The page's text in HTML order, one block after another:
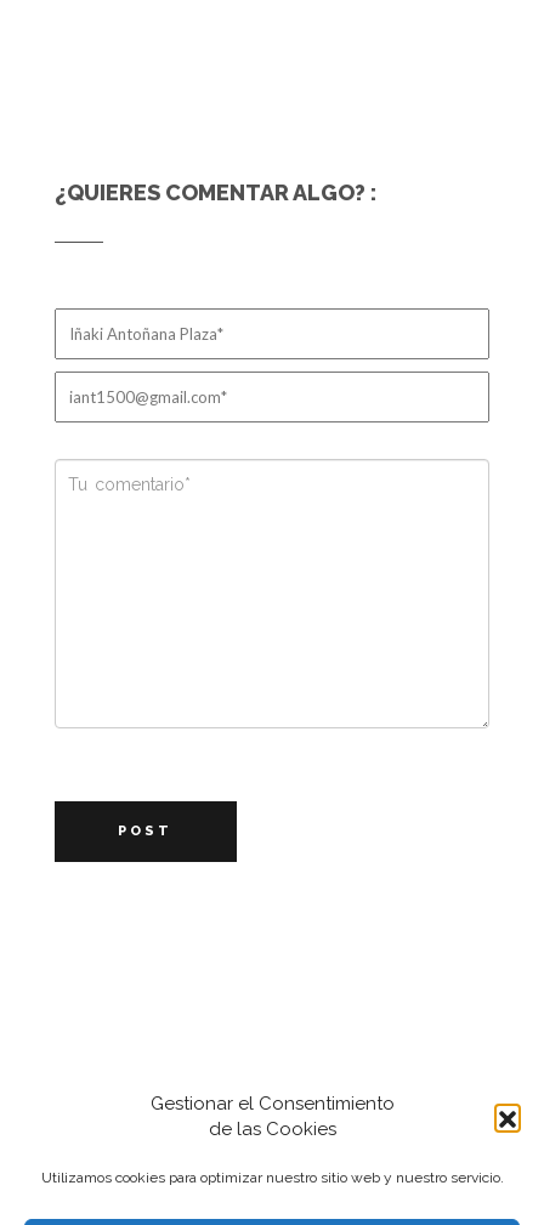
Gestionar el Consentimiento
de las Cookies
Utilizamos cookies para optimizar nuestro sitio web y nuestro servicio.
¿QUIERES COMENTAR ALGO? :
POST